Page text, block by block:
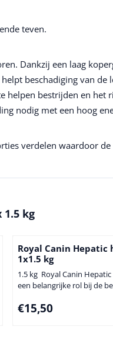
teven.
Dankzij een laag
beschadiging van de
helpen bestrijden en
nodig met een hoog
verdelen waardoor
1.5 kg
Royal Canin Hepatic
1x1.5 kg
1.5 kg Royal Canin
een belangrijke rol bij de
van leveraandoeningen.
Hepatic Diet is speciaal
ondersteuning van de
Prijs: 15,50
€15,50